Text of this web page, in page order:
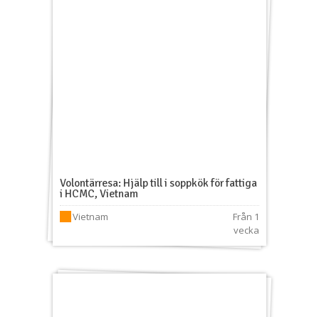
Volontärresa: Hjälp till i soppkök för fattiga
i HCMC, Vietnam
Vietnam
Från 1
vecka